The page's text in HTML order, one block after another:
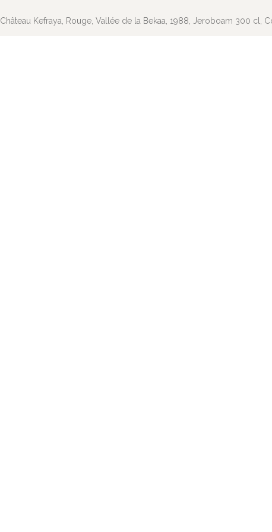
Château Kefraya, Rouge, Vallée de la Bekaa, 1988, Jeroboam 300 cl,